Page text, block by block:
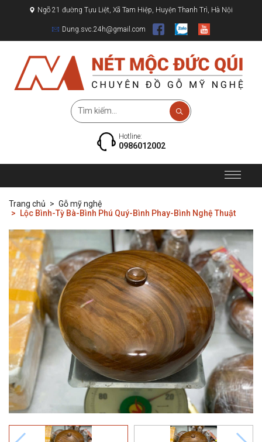
Ngõ 21 đường Tựu Liệt, Xã Tam Hiệp, Huyện Thanh Trì, Hà Nội
Dung.svc.24h@gmail.com
Hotline:
0986012002
Trang chủ
Gỗ mỹ nghệ
Lộc Bình-Tỳ Bà-Bình Phú Quý-Bình Phay-Bình Nghệ Thuật